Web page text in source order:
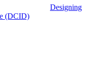
Designing
(DCID)